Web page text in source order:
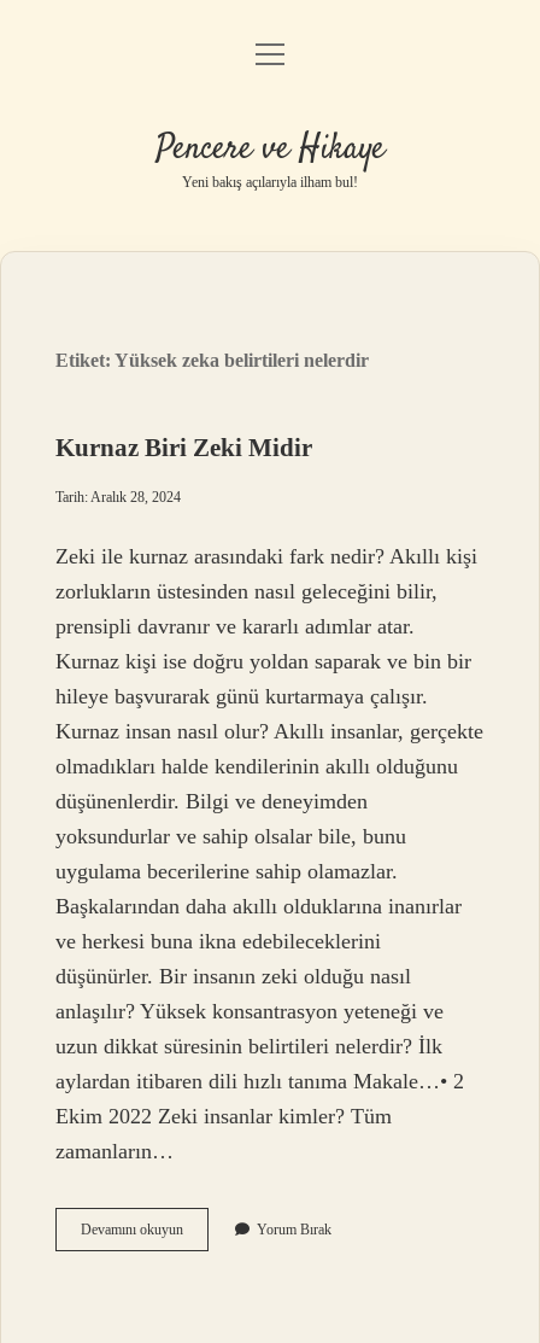
Anasayfa
Yasal Uyarı
menüyü
Pencere ve Hikaye
Yeni bakış açılarıyla ilham bul!
Etiket:Yüksek zeka belirtileri nelerdir
Kurnaz Biri Zeki Midir
Tarih: Aralık 28, 2024
Zeki ile kurnaz arasındaki fark nedir? Akıllı kişi
zorlukların üstesinden nasıl geleceğini bilir,
prensipli davranır ve kararlı adımlar atar.
Kurnaz kişi ise doğru yoldan saparak ve bin bir
hileye başvurarak günü kurtarmaya çalışır.
Kurnaz insan nasıl olur? Akıllı insanlar, gerçekte
olmadıkları halde kendilerinin akıllı olduğunu
düşünenlerdir. Bilgi ve deneyimden
yoksundurlar ve sahip olsalar bile, bunu
uygulama becerilerine sahip olamazlar.
Başkalarından daha akıllı olduklarına inanırlar
ve herkesi buna ikna edebileceklerini
düşünürler. Bir insanın zeki olduğu nasıl
anlaşılır? Yüksek konsantrasyon yeteneği ve
uzun dikkat süresinin belirtileri nelerdir? İlk
aylardan itibaren dili hızlı tanıma Makale…• 2
Ekim 2022 Zeki insanlar kimler? Tüm
zamanların…
Devamını okuyunKurnaz
Biri
Yorum Bırak